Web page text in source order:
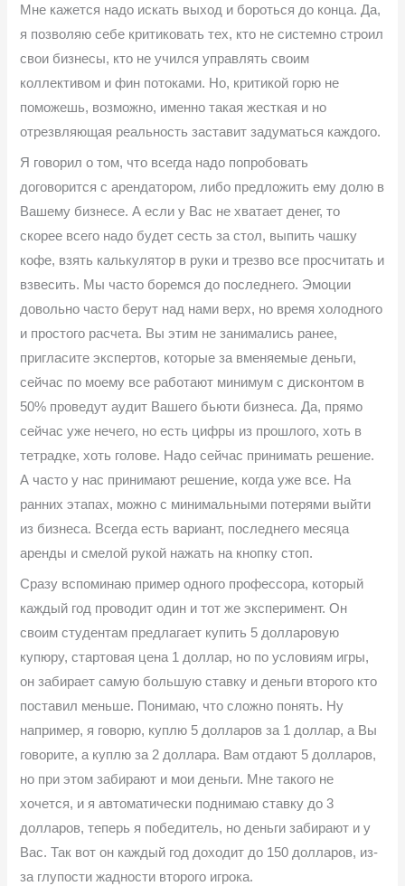
Мне кажется надо искать выход и бороться до конца. Да,
я позволяю себе критиковать тех, кто не системно строил
свои бизнесы, кто не учился управлять своим
коллективом и фин потоками. Но, критикой горю не
поможешь, возможно, именно такая жесткая и но
отрезвляющая реальность заставит задуматься каждого.
Я говорил о том, что всегда надо попробовать
договорится с арендатором, либо предложить ему долю в
Вашему бизнесе. А если у Вас не хватает денег, то
скорее всего надо будет сесть за стол, выпить чашку
кофе, взять калькулятор в руки и трезво все просчитать и
взвесить. Мы часто боремся до последнего. Эмоции
довольно часто берут над нами верх, но время холодного
и простого расчета. Вы этим не занимались ранее,
пригласите экспертов, которые за вменяемые деньги,
сейчас по моему все работают минимум с дисконтом в
50% проведут аудит Вашего бьюти бизнеса. Да, прямо
сейчас уже нечего, но есть цифры из прошлого, хоть в
тетрадке, хоть голове. Надо сейчас принимать решение.
А часто у нас принимают решение, когда уже все. На
ранних этапах, можно с минимальными потерями выйти
из бизнеса. Всегда есть вариант, последнего месяца
аренды и смелой рукой нажать на кнопку стоп.
Сразу вспоминаю пример одного профессора, который
каждый год проводит один и тот же эксперимент. Он
своим студентам предлагает купить 5 долларовую
купюру, стартовая цена 1 доллар, но по условиям игры,
он забирает самую большую ставку и деньги второго кто
поставил меньше. Понимаю, что сложно понять. Ну
например, я говорю, куплю 5 долларов за 1 доллар, а Вы
говорите, а куплю за 2 доллара. Вам отдают 5 долларов,
но при этом забирают и мои деньги. Мне такого не
хочется, и я автоматически поднимаю ставку до 3
долларов, теперь я победитель, но деньги забирают и у
Вас. Так вот он каждый год доходит до 150 долларов, из-
за глупости жадности второго игрока.